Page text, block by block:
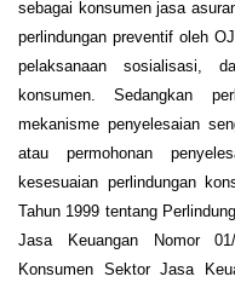
sebagai konsumen jasa
perlindungan preventif oleh
pelaksanaan sosialisasi,
konsumen. Sedangkan
mekanisme penyelesaian
atau permohonan
kesesuaian perlindungan
Tahun 1999 tentang
Jasa Keuangan Nomor
Konsumen Sektor Jasa